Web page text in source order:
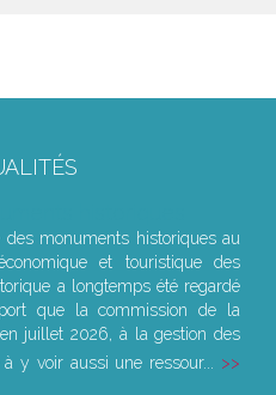
des monuments historiques au
et touristique des
a longtemps été regardé
que la commission de la
juillet 2026, à la gestion des
y voir aussi une ressour...